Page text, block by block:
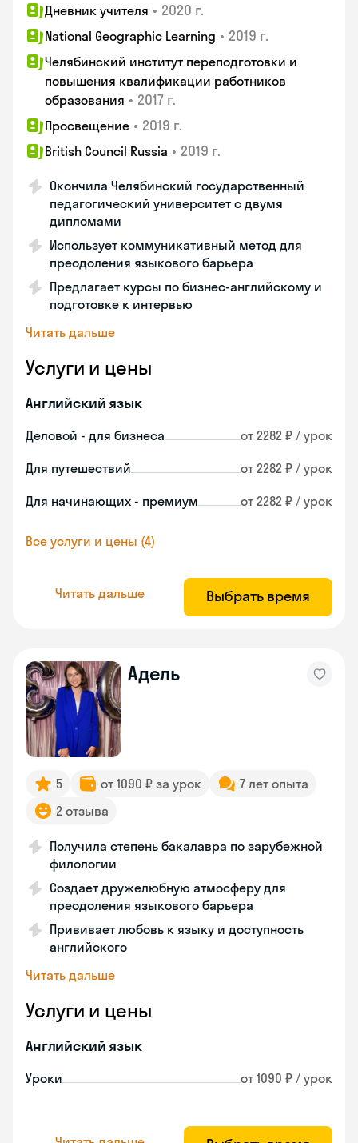
Дневник учителя • 2020 г.
National Geographic Learning • 2019 г.
Челябинский институт переподготовки и
повышения квалификации работников
образования • 2017 г.
Просвещение • 2019 г.
British Council Russia • 2019 г.
Окончила Челябинский государственный
педагогический университет с двумя
дипломами
Использует коммуникативный метод для
преодоления языкового барьера
Предлагает курсы по бизнес-английскому и
подготовке к интервью
Читать дальше
Услуги и цены
Английский язык
Деловой - для бизнеса от 2282 ₽ / урок
Для путешествий от 2282 ₽ / урок
Для начинающих - премиум от 2282 ₽ / урок
Все услуги и цены (4)
Читать дальше Выбрать время
Адель
5 от 1090 ₽ за урок
7 лет опыта
2 отзыва
Получила степень бакалавра по зарубежной
филологии
Создает дружелюбную атмосферу для
преодоления языкового барьера
Прививает любовь к языку и доступность
английского
Читать дальше
Услуги и цены
Английский язык
Уроки от 1090 ₽ / урок